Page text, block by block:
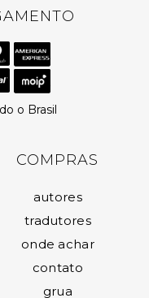
o Brasil
COMPRAS
autores
tradutores
onde achar
contato
grua